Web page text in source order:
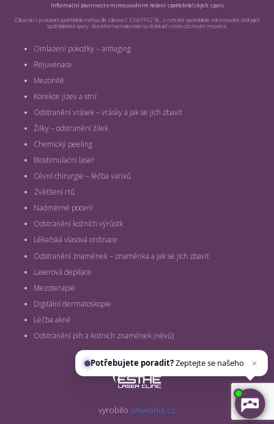
Informační povinnost o mimosoudním řešení spotřebitelských sporů
Zákazníci v postavení spotřebitele mohou dle zákona č. 634/1992 Sb., o ochraně spotřebitele, mimosoudně řešit jejich
spotřebitelské spory. Více informací naleznete na stránkáchčeske obchodní inspekce.
Omlazení pokožky – antiaging
Rejuvenace
Mezonitě
Korekce jizev a strií
Odstranění vrásek – vrásky a jak se jich zbavit
Žilky – odstranění žilek
Chemický peeling
Biostimulační laser
Cévní chirurgie – léčba varixů
Zvětšení rtů
Nadměrné pocení
Odstranění kožních výrůstk
Lékařská vlasová ordinace
Odstranění znamének – znaménka a jak se jich zbavit
Laserová depilace
Mezoterapie
Digitální dermatoskopie
Léčba akné
Odstranění pih a kožních znamének (névů)
vyrobilo smworks.cz
Potřebujete poradit?Zeptejte se našeho a